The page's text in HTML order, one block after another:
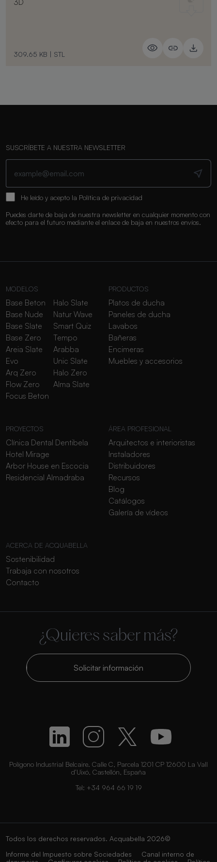
309.65 KB | STL
SUSCRÍBETE A NUESTRA NEWSLETTER
He leído y acepto la Política de privacidad
Puedes darte de baja de nuestra newsletter en cualquier momento con
efecto para el futuro mediante el enlace de baja en nuestros envíos.
MODELOS
Base Beton
Base Nude
Base Slate
Base Zero
Areia Slate
Evo
Arq Zero
Flow Zero
Focus Beton
Halo Slate
Natur Wave
Smart Quiz
Tempo
Arabba
Unic Slate
Halo Zero
Alma Slate
PRODUCTOS
Platos de ducha
Paneles de ducha
Lavabos
Bañeras
Encimeras
Muebles y accesorios
PROYECTOS
Clínica Dental Dentibela
Hotel Mirage
Arbor House en Escocia
Residencial Almadraba
ÁREA PROFESIONAL
Arquitectos e interioristas
Instaladores
Distribuidores
Recursos
Blog
Catálogos
Galería de vídeos
ACERCA DE ACQUABELLA
Sostenibilidad
Trabaja con nosotros
Contacto
¿Quieres saber más?
Solicitar información
Polígono Industrial Belcaire. Calle C, Parcela 1201 CP 12600 La Vall
d’Uixó, Castellón, España
Tel: +34 964 66 19 19
Todos los derechos reservados. Acquabella 2026©
Informe del Impuesto sobre Sociedades
Canal interno de